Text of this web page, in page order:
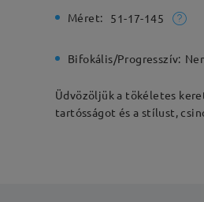
Méret: 51-17-145
Bifokális/Progresszív:
Üdvözöljük a tökéletes
tartósságot és a stílust,